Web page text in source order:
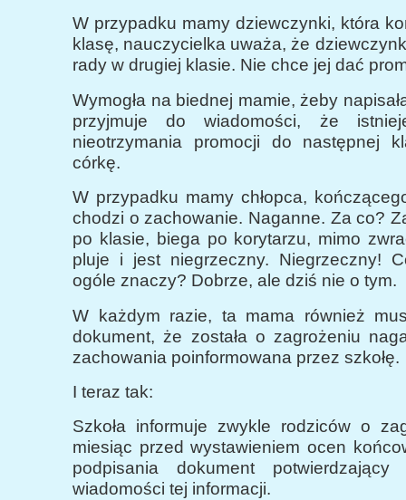
W przypadku mamy dziewczynki, która
klasę, nauczycielka uważa, że
rady w drugiej klasie. Nie chce jej dać
Wymogła na biednej mamie, żeby
przyjmuje do wiadomości, że
nieotrzymania promocji do następnej
córkę.
W przypadku mamy chłopca,
chodzi o zachowanie. Naganne. Za co?
po klasie, biega po korytarzu, mimo
pluje i jest niegrzeczny. Niegrzeczny!
ogóle znaczy? Dobrze, ale dziś nie o tym.
W każdym razie, ta mama również
dokument, że została o zagrożeniu
zachowania poinformowana przez szkołę.
I teraz tak:
Szkoła informuje zwykle rodziców o
miesiąc przed wystawieniem ocen
podpisania dokument
wiadomości tej informacji.